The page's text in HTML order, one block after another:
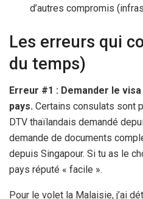
d’autres compromis
Les erreurs qui
du temps)
Erreur #1 : Demander le
pays. Certains consulats sont
DTV thaïlandais demandé
demande de documents
depuis Singapour. Si tu as le
pays réputé « facile ».
Pour le volet la Malaisie, j’ai